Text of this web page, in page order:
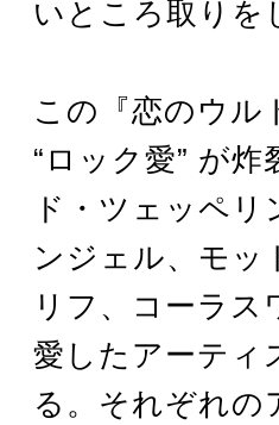
いところ取りを
この『恋のウル
“ロック愛” が
ド・ツェッペ
ンジェル、モッ
リフ、コーラス
愛したアーティ
る。それぞれの